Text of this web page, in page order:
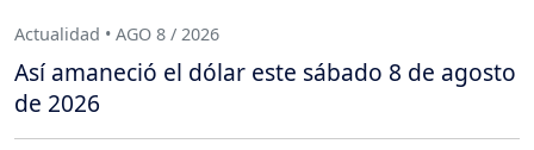
Actualidad • AGO 8 / 2026
Así amaneció el dólar este sábado 8 de agosto
de 2026